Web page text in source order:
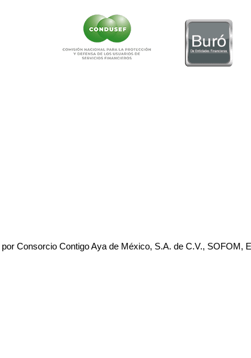
Consorcio Contigo Aya de México, S.A. de C.V., SOFOM,